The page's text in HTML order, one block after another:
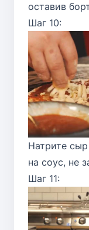
оставив
Шаг 10:
Натрите
на соус, не
Шаг 11: